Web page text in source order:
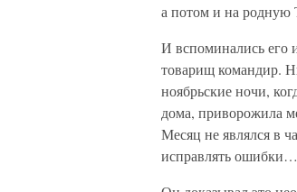
а потом и на
И вспоминались его
товарищ командир.
ноябрьские ночи,
дома, приворожила
Месяц не являлся в
исправлять